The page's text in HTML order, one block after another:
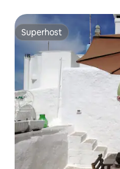
Superhost
Superhost